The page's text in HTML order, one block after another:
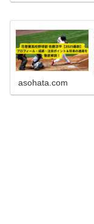
asohata.com